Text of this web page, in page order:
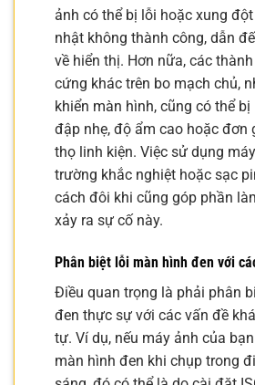
ảnh có thể bị lỗi hoặc xung
nhật không thành công, dẫn
về hiển thị. Hơn nữa, các
cứng khác trên bo mạch chủ,
khiển màn hình, cũng có thể bị
đập nhẹ, độ ẩm cao hoặc đơn
thọ linh kiện. Việc sử dụng
trường khắc nghiệt hoặc sạc
cách đôi khi cũng góp phần
xảy ra sự cố này.
Phân biệt lỗi màn hình đen với
Điều quan trọng là phải phân
đen thực sự với các vấn đề
tự. Ví dụ, nếu máy ảnh của
màn hình đen khi chụp trong